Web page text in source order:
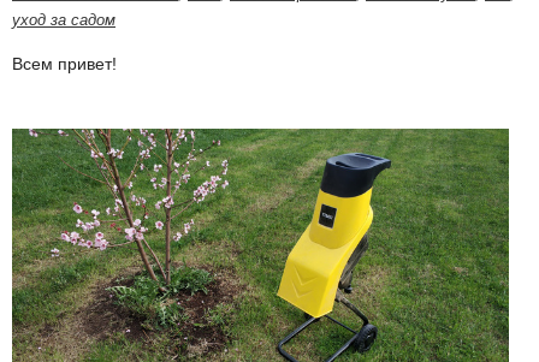
уход за садом
Всем привет!